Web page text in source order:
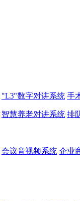
"L3"数字对讲系统 手
智慧养老对讲系统 排
会议音视频系统 企业